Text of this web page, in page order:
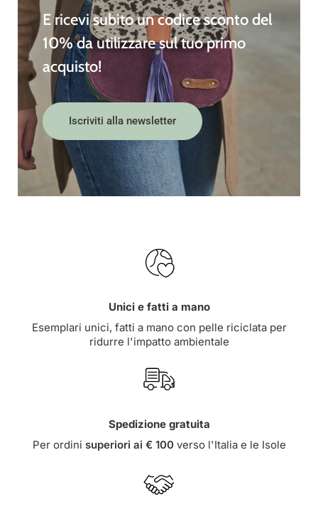
E ricevi subito uncodice sconto del
10%da utilizzare sul tuo primo
acquisto!
Iscriviti alla newsletter
Unici e fatti a mano
Esemplari unici, fatti a mano con pelle riciclata per
ridurre l'impatto ambientale
Spedizione gratuita
Per ordini superiori ai € 100verso l'Italia e le Isole